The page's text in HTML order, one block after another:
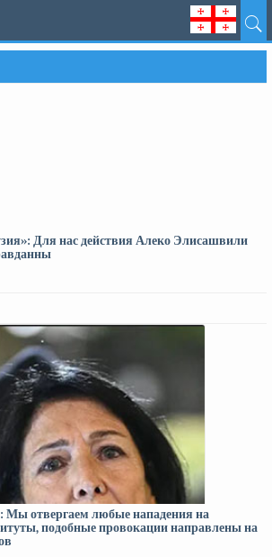
Для нас действия Алеко Элисашвили
отвергаем любые нападения на
подобные провокации направлены на